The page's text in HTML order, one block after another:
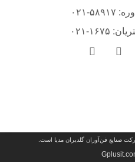
۰۲۱
۰۲۱
صنایع فن‌آوران گلدیران مدیا است.